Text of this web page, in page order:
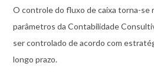
O controle do fluxo de caixa torna-se
parâmetros da Contabilidade
ser controlado de acordo com
longo prazo.